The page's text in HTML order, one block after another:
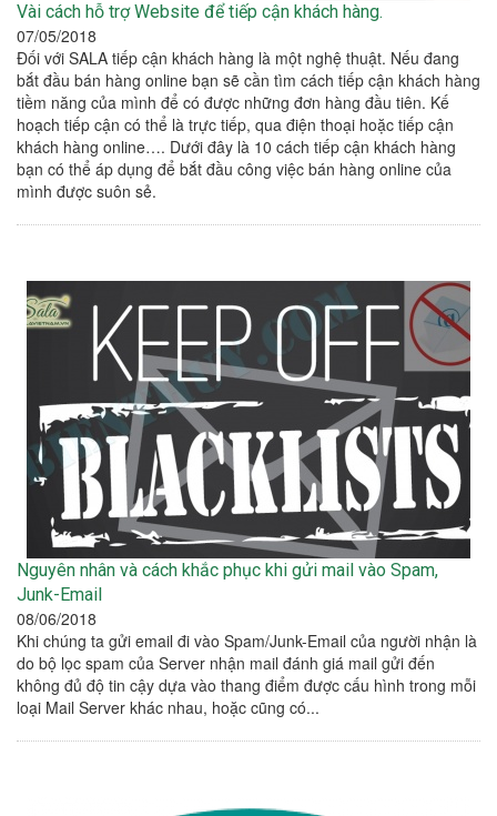
Vài cách hỗ trợ Website để tiếp cận khách hàng.
07/05/2018
Đối với SALA tiếp cận khách hàng là một nghệ thuật. Nếu đang
bắt đầu bán hàng online bạn sẽ cần tìm cách tiếp cận khách hàng
tiềm năng của mình để có được những đơn hàng đầu tiên. Kế
hoạch tiếp cận có thể là trực tiếp, qua điện thoại hoặc tiếp cận
khách hàng online…. Dưới đây là 10 cách tiếp cận khách hàng
bạn có thể áp dụng để bắt đầu công việc bán hàng online của
mình được suôn sẻ.
Nguyên nhân và cách khắc phục khi gửi mail vào Spam,
Junk-Email
08/06/2018
Khi chúng ta gửi email đi vào Spam/Junk-Email của người nhận là
do bộ lọc spam của Server nhận mail đánh giá mail gửi đến
không đủ độ tin cậy dựa vào thang điểm được cấu hình trong mỗi
loại Mail Server khác nhau, hoặc cũng có...